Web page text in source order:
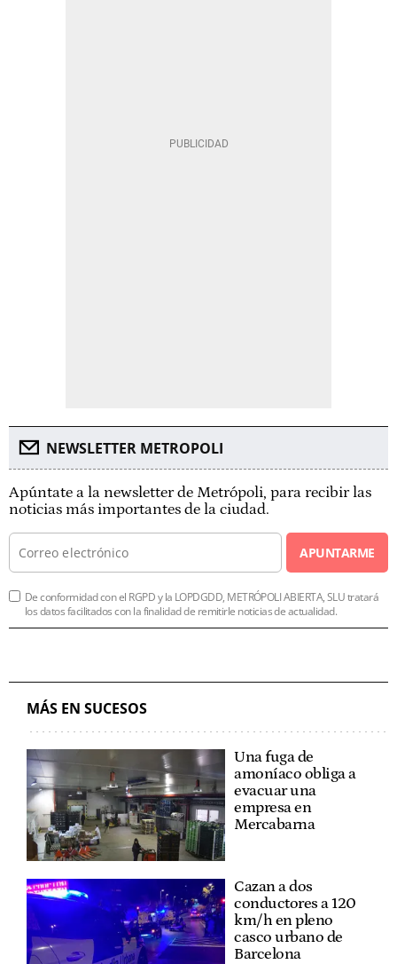
NEWSLETTER METROPOLI
Apúntate a la newsletter de Metrópoli, para recibir las
noticias más importantes de la ciudad.
APUNTARME
De conformidad con el RGPD y la LOPDGDD, METRÓPOLI ABIERTA, SLU tratará
los datos facilitados con la finalidad de remitirle noticias de actualidad.
MÁS EN SUCESOS
Una fuga de
amoníaco obliga a
evacuar una
empresa en
Mercabarna
Cazan a dos
conductores a 120
km/h en pleno
casco urbano de
Barcelona